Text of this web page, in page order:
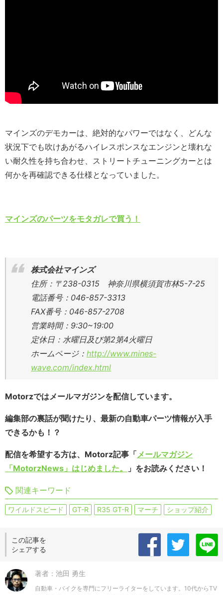
マインズのデモカーは、絶対的なパワーではなく、どんな
状況下でも吹けあがるハイレスポンスなエンジンと壊れな
い耐久性を持ち合わせ、ストリートチューニングカーとは
何かを再確認できる仕様となっていました。
マインズのパーツをモタガレで買う！
株式会社マインズ
住所：〒238-0315 神奈川県横須賀市林5-7-25
電話番号：046-857-3313
FAX番号：046-857-2708
営業時間：9:30~19:00
定休日：水曜日及び第2第4火曜日
ホームページ： http://www.mines-
wave.com/index.html
Motorzではメールマガジンを配信しています。
編集部の裏話が聞けたり、最新の自動車パーツ情報が入手
できるかも！？
配信を希望する方は、Motorz記事「メールマガジン
「MotorzNews」はじめました。
」をお読みください！
関連キーワード
ワイルドスピード GT-R R35 GT-R マーチ ショップ紹介
この記事を
シェアする
著者：池田 勇生
自動車・バイクを専門にフリーライターをしています。10代からTV